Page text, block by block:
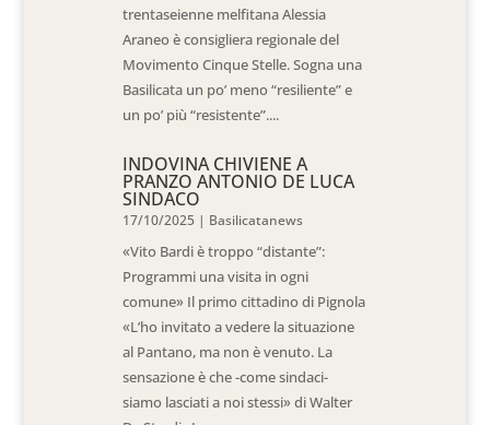
trentaseienne melfitana Alessia
Araneo è consigliera regionale del
Movimento Cinque Stelle. Sogna una
Basilicata un po’ meno “resiliente” e
un po’ più “resistente”....
INDOVINA CHIVIENE A
PRANZO ANTONIO DE LUCA
SINDACO
17/10/2025 | Basilicatanews
«Vito Bardi è troppo “distante”:
Programmi una visita in ogni
comune» Il primo cittadino di Pignola
«L’ho invitato a vedere la situazione
al Pantano, ma non è venuto. La
sensazione è che -come sindaci-
siamo lasciati a noi stessi» di Walter